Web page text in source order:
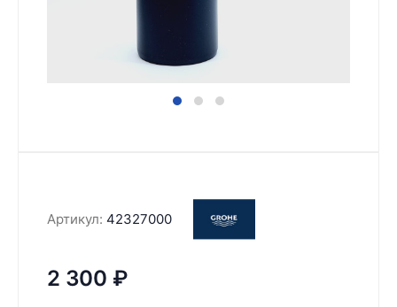
Артикул: 42327000
2 300 ₽